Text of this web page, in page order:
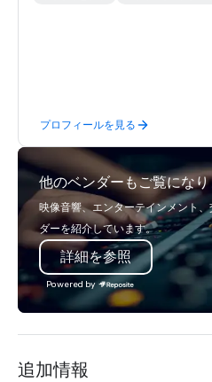
プロフィールを見る
他のベンダーもご覧になり
映像音響、エンターテインメント
ダーを紹介しています。
詳細を参照
Powered by
追加情報